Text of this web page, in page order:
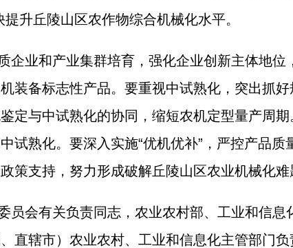
升丘陵山区农作物综合机械化水平。
企业和产业集群培育，强化企业创新主体地
装备标志性产品。要重视中试熟化，突出抓
定与中试熟化的协同，缩短农机定型量产周
试熟化。要深入实施“优机优补”，严控产品
策支持，努力形成破解丘陵山区农业机械化难
员会有关负责同志，农业农村部、工业和信
直辖市）农业农村、工业和信息化主管部门